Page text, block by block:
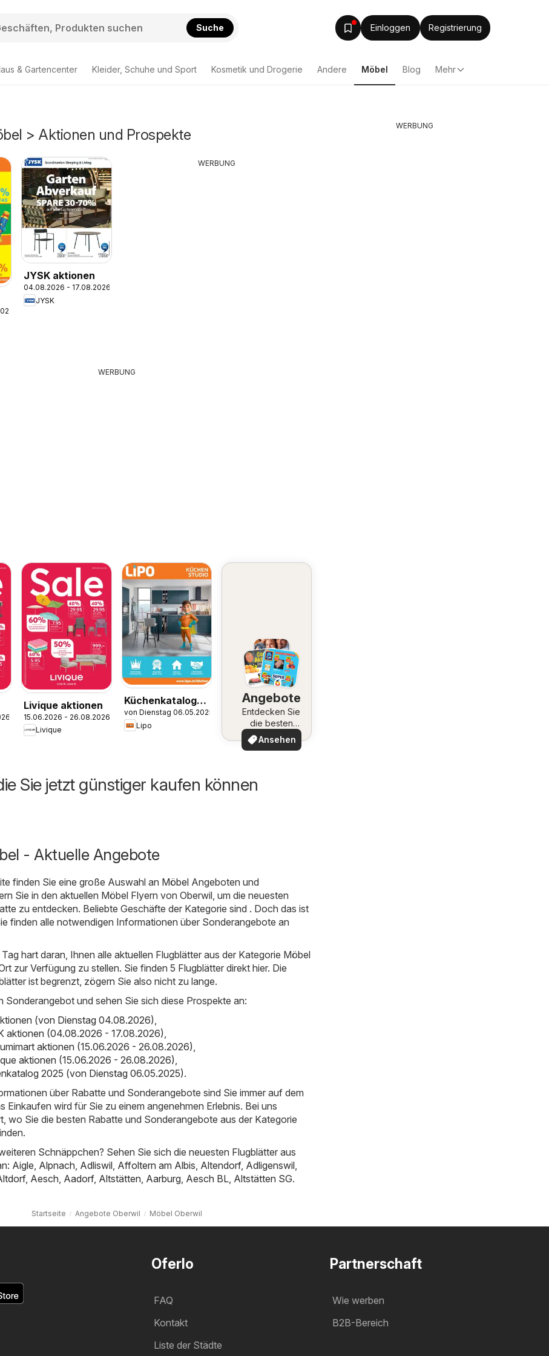
Suche Einloggen Registrierung
& Gartencenter Kleider, Schuhe und Sport Kosmetik und Drogerie Andere Möbel Blog Mehr
> Aktionen und Prospekte
JYSK aktionen
04.08.2026 - 17.08.2026
JYSK
WERBUNG
WERBUNG
Livique aktionen
15.06.2026 - 26.08.2026
Livique
Küchenkatalog
2025
von Dienstag 06.05.2025
Lipo
Angebote
Entdecken Sie
die besten
Angebote
Ansehen
Sie jetzt günstiger kaufen können
- Aktuelle Angebote
finden Sie eine große Auswahl an Möbel Angeboten und
Sie in den aktuellen Möbel Flyern von Oberwil, um die neuesten
zu entdecken. Beliebte Geschäfte der Kategorie sind . Doch das ist
finden alle notwendigen Informationen über Sonderangebote an
hart daran, Ihnen alle aktuellen Flugblätter aus der Kategorie Möbel
zur Verfügung zu stellen. Sie finden 5 Flugblätter direkt hier. Die
ist begrenzt, zögern Sie also nicht zu lange.
Sonderangebot und sehen Sie sich diese Prospekte an:
(von Dienstag 04.08.2026)
aktionen (04.08.2026 - 17.08.2026)
aktionen (15.06.2026 - 26.08.2026)
aktionen (15.06.2026 - 26.08.2026)
2025 (von Dienstag 06.05.2025).
über Rabatte und Sonderangebote sind Sie immer auf dem
Einkaufen wird für Sie zu einem angenehmen Erlebnis. Bei uns
wo Sie die besten Rabatte und Sonderangebote aus der Kategorie
Schnäppchen? Sehen Sie sich die neuesten Flugblätter aus
Aigle Alpnach Adliswil Affoltern am Albis Altendorf, Adligenswil
, Aesch Aadorf, Altstätten Aarburg Aesch BL Altstätten SG.
Startseite Angebote Oberwil Möbel Oberwil
WERBUNG
Oferlo
FAQ
Kontakt
Liste der Städte
Partnerschaft
Wie werben
B2B-Bereich